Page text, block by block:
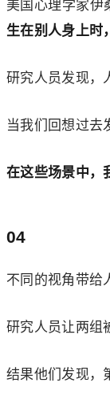
美国心理学家伊
生在别人身上时
研究人员发现，
当我们回想过去
在这些场景中，
04
不同的视角带给
研究人员让两组
结果他们发现，